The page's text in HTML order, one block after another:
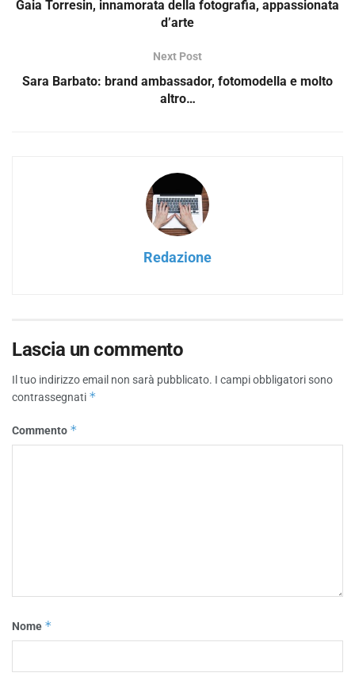
Gaia Torresin, innamorata della fotografia, appassionata
d’arte
Next Post
Sara Barbato: brand ambassador, fotomodella e molto
altro…
Redazione
Lascia un commento
Il tuo indirizzo email non sarà pubblicato. I campi obbligatori sono
contrassegnati *
Commento *
Nome *